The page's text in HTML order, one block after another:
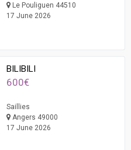
Le Pouliguen 44510
17 June 2026
BILIBILI
600€
Saillies
Angers 49000
17 June 2026